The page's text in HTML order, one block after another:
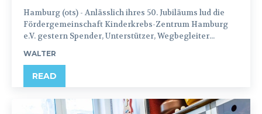
Hamburg (ots) - Anlässlich ihres 50. Jubiläums lud die
Fördergemeinschaft Kinderkrebs-Zentrum Hamburg
e.V. gestern Spender, Unterstützer, Wegbegleiter...
WALTER
READ